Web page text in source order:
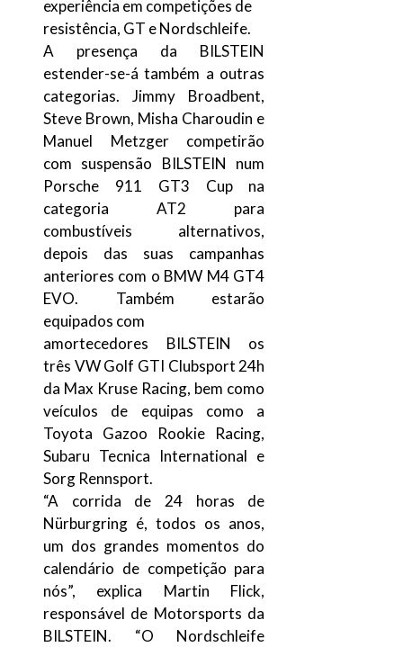
experiência em competições de
resistência, GT e Nordschleife.
A presença da BILSTEIN
estender-se-á também a outras
categorias. Jimmy Broadbent,
Steve Brown, Misha Charoudin e
Manuel Metzger competirão
com suspensão BILSTEIN num
Porsche 911 GT3 Cup na
categoria AT2 para
combustíveis alternativos,
depois das suas campanhas
anteriores com o BMW M4 GT4
EVO. Também estarão
equipados com
amortecedores BILSTEIN os
três VW Golf GTI Clubsport 24h
da Max Kruse Racing, bem como
veículos de equipas como a
Toyota Gazoo Rookie Racing,
Subaru Tecnica International e
Sorg Rennsport.
“A corrida de 24 horas de
Nürburgring é, todos os anos,
um dos grandes momentos do
calendário de competição para
nós”, explica Martin Flick,
responsável de Motorsports da
BILSTEIN. “O Nordschleife